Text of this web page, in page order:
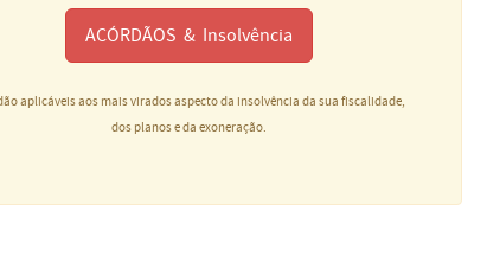
ACÓRDÃOS & Insolvência
aplicáveis aos mais virados aspecto da insolvência da sua fiscalidade,
dos planos e da exoneração.